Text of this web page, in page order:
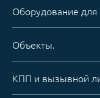
Оборудование для
Объекты.
КПП и вызывной